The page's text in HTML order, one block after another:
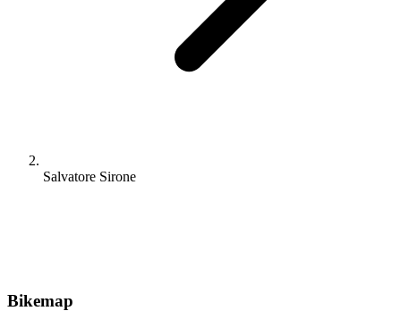
Salvatore Sirone
Bikemap